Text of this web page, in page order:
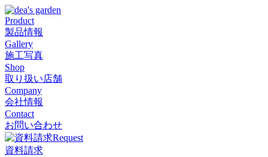
Product
製品情報
Gallery
施工写真
Shop
取り扱い店舗
Company
会社情報
Contact
お問い合わせ
Request
資料請求